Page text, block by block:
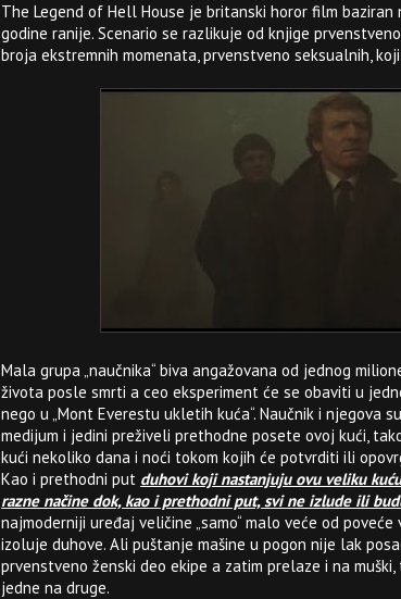
The Legend of Hell House je britanski horor film
godine ranije. Scenario se razlikuje od knjige
broja ekstremnih momenata, prvenstveno seksualnih,
Mala grupa „naučnika“ biva angažovana od jednog
života posle smrti a ceo eksperiment će se obaviti u
nego u „Mont Everestu ukletih kuća“. Naučnik i njegova
medijum i jedini preživeli prethodne posete ovoj kući,
kući nekoliko dana i noći tokom kojih će potvrditi ili
Kao i prethodni put duhovi koji nastanjuju ovu veliku
razne načine dok, kao i prethodni put, svi ne izlude ili
najmoderniji uređaj veličine „samo“ malo veće od
izoluje duhove. Ali puštanje mašine u pogon nije lak
prvenstveno ženski deo ekipe a zatim prelaze i na
jedne na druge.